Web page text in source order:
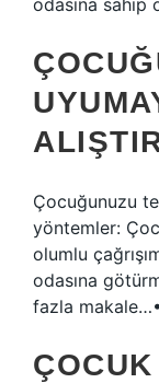
odasına sahip
Çocuğunuzu
yöntemler:
olumlu
odasına
fazla